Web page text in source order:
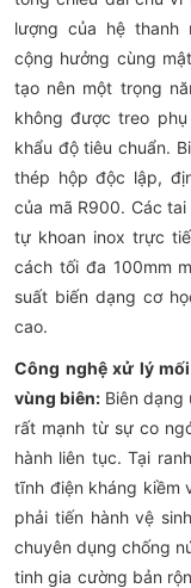
lượng của hệ thanh
cộng hưởng cùng
tạo nên một trọng
không được treo
khẩu độ tiêu chuẩn.
thép hộp độc lập,
của mã R900. Các
tự khoan inox trực
cách tối đa 100mm
suất biến dạng cơ
cao.
Công nghệ xử lý
vùng biên: Biên dạng
rất mạnh từ sự co
hành liên tục. Tại
tĩnh điện kháng kiềm
phải tiến hành vệ
chuyên dụng chống
tinh gia cường bản